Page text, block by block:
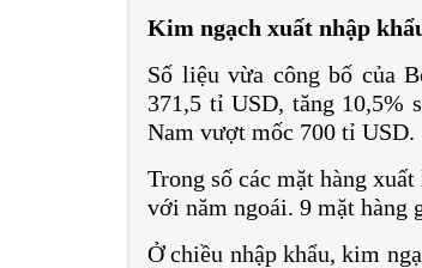
Kim ngạch xuất nhập
Số liệu vừa công bố của
371,5 tỉ USD, tăng 10,5%
Nam vượt mốc 700 tỉ USD.
Trong số các mặt hàng
với năm ngoái. 9 mặt hàng
Ở chiều nhập khẩu, kim